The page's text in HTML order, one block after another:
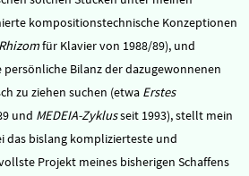
kompositionstechnische Konzeptionen
Rhizomfür Klavier von 1988/89), und
persönliche Bilanz der dazugewonnenen
zu ziehen suchen (etwa Erstes
und MEDEIA-Zyklusseit 1993), stellt mein
das bislang komplizierteste und
Projekt meines bisherigen Schaffens